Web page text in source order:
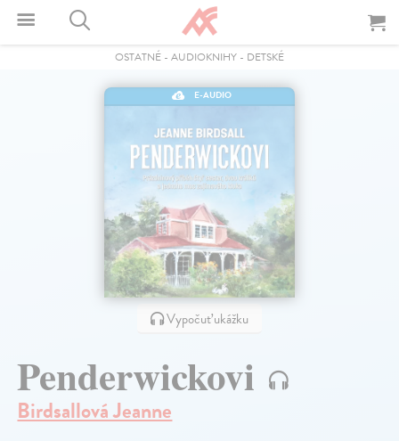
OSTATNÉ - AUDIOKNIHY - DETSKÉ
E-AUDIO
Vypočuť ukážku
Penderwickovi
Birdsallová Jeanne